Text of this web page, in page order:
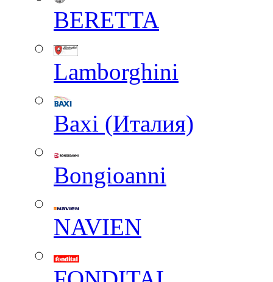
BERETTA
Lamborghini
Baxi (Италия)
Вongioanni
NAVIEN